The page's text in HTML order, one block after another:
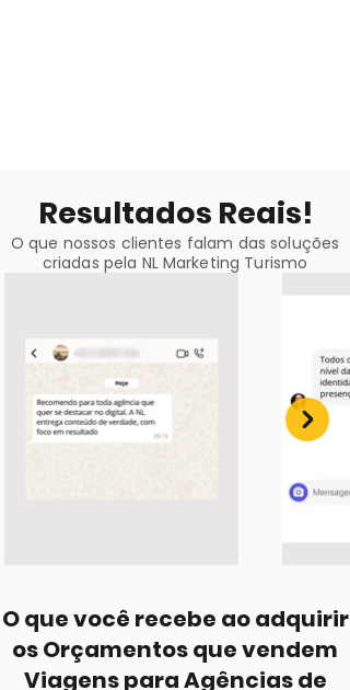
Resultados Reais!
O que nossos clientes falam das soluções
criadas pela NL Marketing Turismo
O que você recebe ao adquirir
os Orçamentos que vendem
Viagens para Agências de